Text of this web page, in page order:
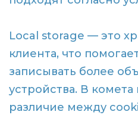
Local storage — это
клиента, что
записывать более
устройства. В комета
различие между